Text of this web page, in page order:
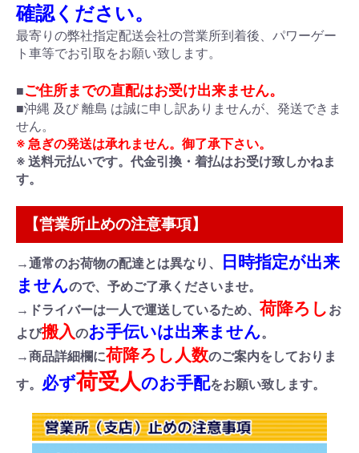
確認ください。
最寄りの弊社指定配送会社の営業所到着後、パワーゲー
ト車等でお引取をお願い致します。
■ご住所までの直配はお受け出来ません。
■沖縄 及び 離島 は誠に申し訳ありませんが、発送できま
せん。
※ 急ぎの発送は承れません。御了承下さい。
※ 送料元払いです。代金引換・着払はお受け致しかねま
す。
【営業所止めの注意事項】
→通常のお荷物の配達とは異なり、
日時指定が出来
ませんので、予めご了承くださいませ。
→ドライバーは一人で運送しているため、 荷降ろし お
よび搬入のお手伝いは出来ません。
→商品詳細欄に荷降ろし人数のご案内をしておりま
す。 必ず荷受人のお手配をお願い致します。